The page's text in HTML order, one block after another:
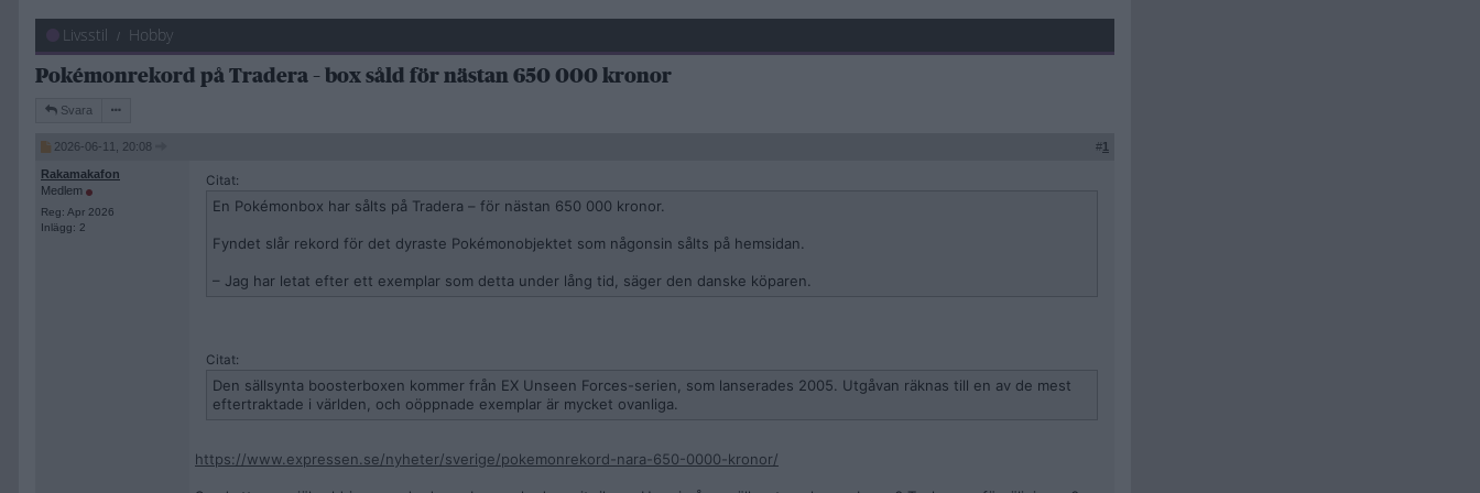
Livsstil Hobby
Pokémonrekord på Tradera – box såld för nästan 650 000 kronor
Svara
2026-06-11, 20:08 #1
Rakamakafon
Medlem
Reg: Apr 2026
Inlägg: 2
Citat:
En Pokémonbox har sålts på Tradera – för nästan 650 000 kronor.
Fyndet slår rekord för det dyraste Pokémonobjektet som någonsin sålts på hemsidan.
– Jag har letat efter ett exemplar som detta under lång tid, säger den danske köparen.
Citat:
Den sällsynta boosterboxen kommer från EX Unseen Forces-serien, som lanserades 2005. Utgåvan räknas till en av de mest
eftertraktade i världen, och oöppnade exemplar är mycket ovanliga.
https://www.expressen.se/nyheter/sverige/pokemonrekord-nara-650-0000-kronor/